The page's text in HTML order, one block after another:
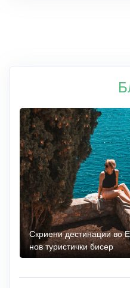
Скриени дестинации во
нов туристички бисер